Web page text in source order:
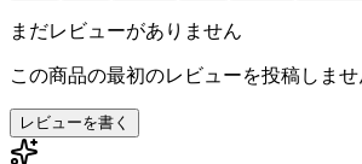
まだレビューがありません
この商品の最初のレビューを投稿しませ
レビューを書く